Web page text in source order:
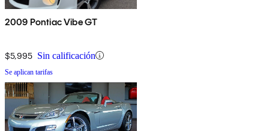
2009 Pontiac Vibe GT
$5,995 Sin calificación
Se aplican tarifas